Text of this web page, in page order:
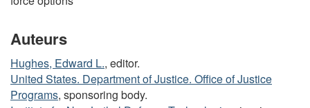
Auteurs
Hughes, Edward L., editor.
United States. Department of Justice. Office of Justice
Programs, sponsoring body.